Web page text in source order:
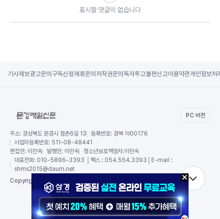
표시할 댓글이 없습니다
기사제보광고문의 구독신청제휴문의 저작권문의 독자투고불편신고이용약관개인정보처
PC 버전
주소: 경상북도 문경시 점촌6길 13 등록번호: 경북 아00176
사업자등록번호: 511-08-48441
편집인: 이민숙 발행인: 이민숙 청소년보호책임자:이민숙
대표전화: 010-5896-3393 │팩스 : 054.554.3393│E-mail :
shms2015@daum.net
Copyright by 문경매일신문,